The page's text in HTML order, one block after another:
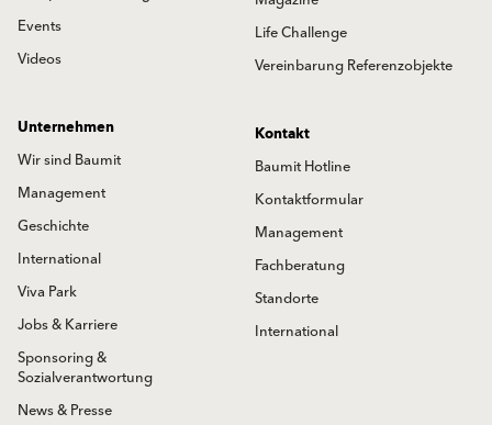
Events
Videos
Life Challenge
Vereinbarung Referenzobjekte
Unternehmen
Wir sind Baumit
Management
Geschichte
International
Viva Park
Jobs & Karriere
Sponsoring &
Sozialverantwortung
News & Presse
Kontakt
Baumit Hotline
Kontaktformular
Management
Fachberatung
Standorte
International